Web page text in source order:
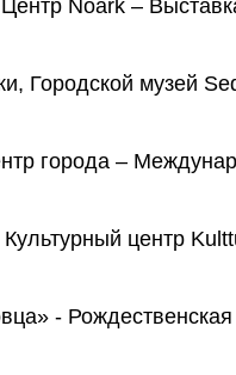
Noark –
Городской музей
города –
центр
-